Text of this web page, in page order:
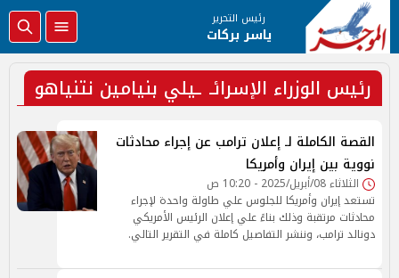
رئيس التحرير
ياسر بركات
رئيس الوزراء الإسرائـ ـيلي بنيامين نتنياهو
القصة الكاملة لـ إعلان ترامب عن إجراء محادثات
نووية بين إيران وأمريكا
الثلاثاء 08/أبريل/2025 - 10:20 ص
تستعد إيران وأمريكا للجلوس علي طاولة واحدة لإجراء
محادثات مرتقبة وذلك بناءً علي إعلان الرئيس الأمريكي
دونالد ترامب، وننشر التفاصيل كاملة في التقرير التالي.